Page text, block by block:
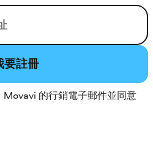
要註冊
的行銷電子郵件並同意